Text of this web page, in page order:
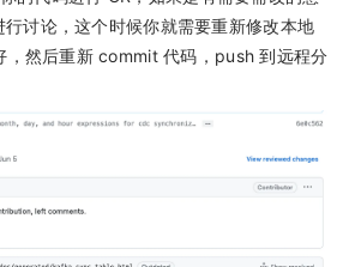
行讨论，这个时候你就需要重新修改本地
，然后重新 commit 代码，push 到远程分